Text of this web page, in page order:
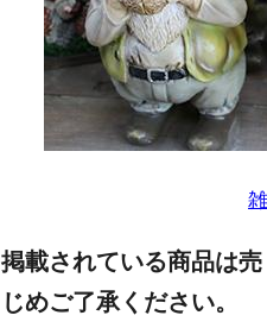
掲載されている商品は
じめご了承ください。